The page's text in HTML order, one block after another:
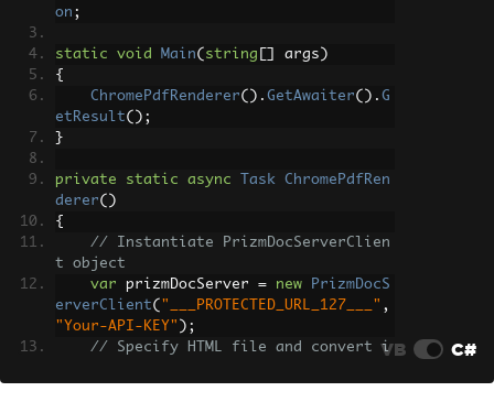
on ;
static void Main( string args )
{
ChromePdfRenderer(). GetAwaiter(). G
etResult();
}
private static async Task
ChromePdfRen
derer()
{
// Instantiate PrizmDocServerClien
t object
var prizmDocServer = new
PrizmDocS
erverClient( "___PROTECTED_URL_127___" ,
"Your-API-KEY" );
// Specify HTML file and convert iVB C#